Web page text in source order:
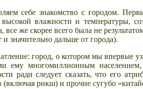
себе знакомство с городом.
влажности и температуры,
все же скорее всего была не
значительно дальше от города).
город, о котором мы впервые
ему многомиллионным
ради следует сказать, что его
(включая рикш) и прочие сугубо